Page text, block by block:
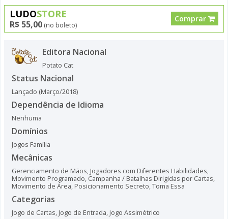
LUDOSTORE
R$ 55,00 (no boleto)
Comprar
Editora Nacional
Potato Cat
Status Nacional
Lançado (Março/2018)
Dependência de Idioma
Nenhuma
Domínios
Jogos Família
Mecânicas
Gerenciamento de Mãos, Jogadores com Diferentes Habilidades,
Movimento Programado, Campanha / Batalhas Dirigidas por Cartas,
Movimento de Área, Posicionamento Secreto,Toma Essa
Categorias
Jogo de Cartas, Jogo de Entrada, Jogo Assimétrico